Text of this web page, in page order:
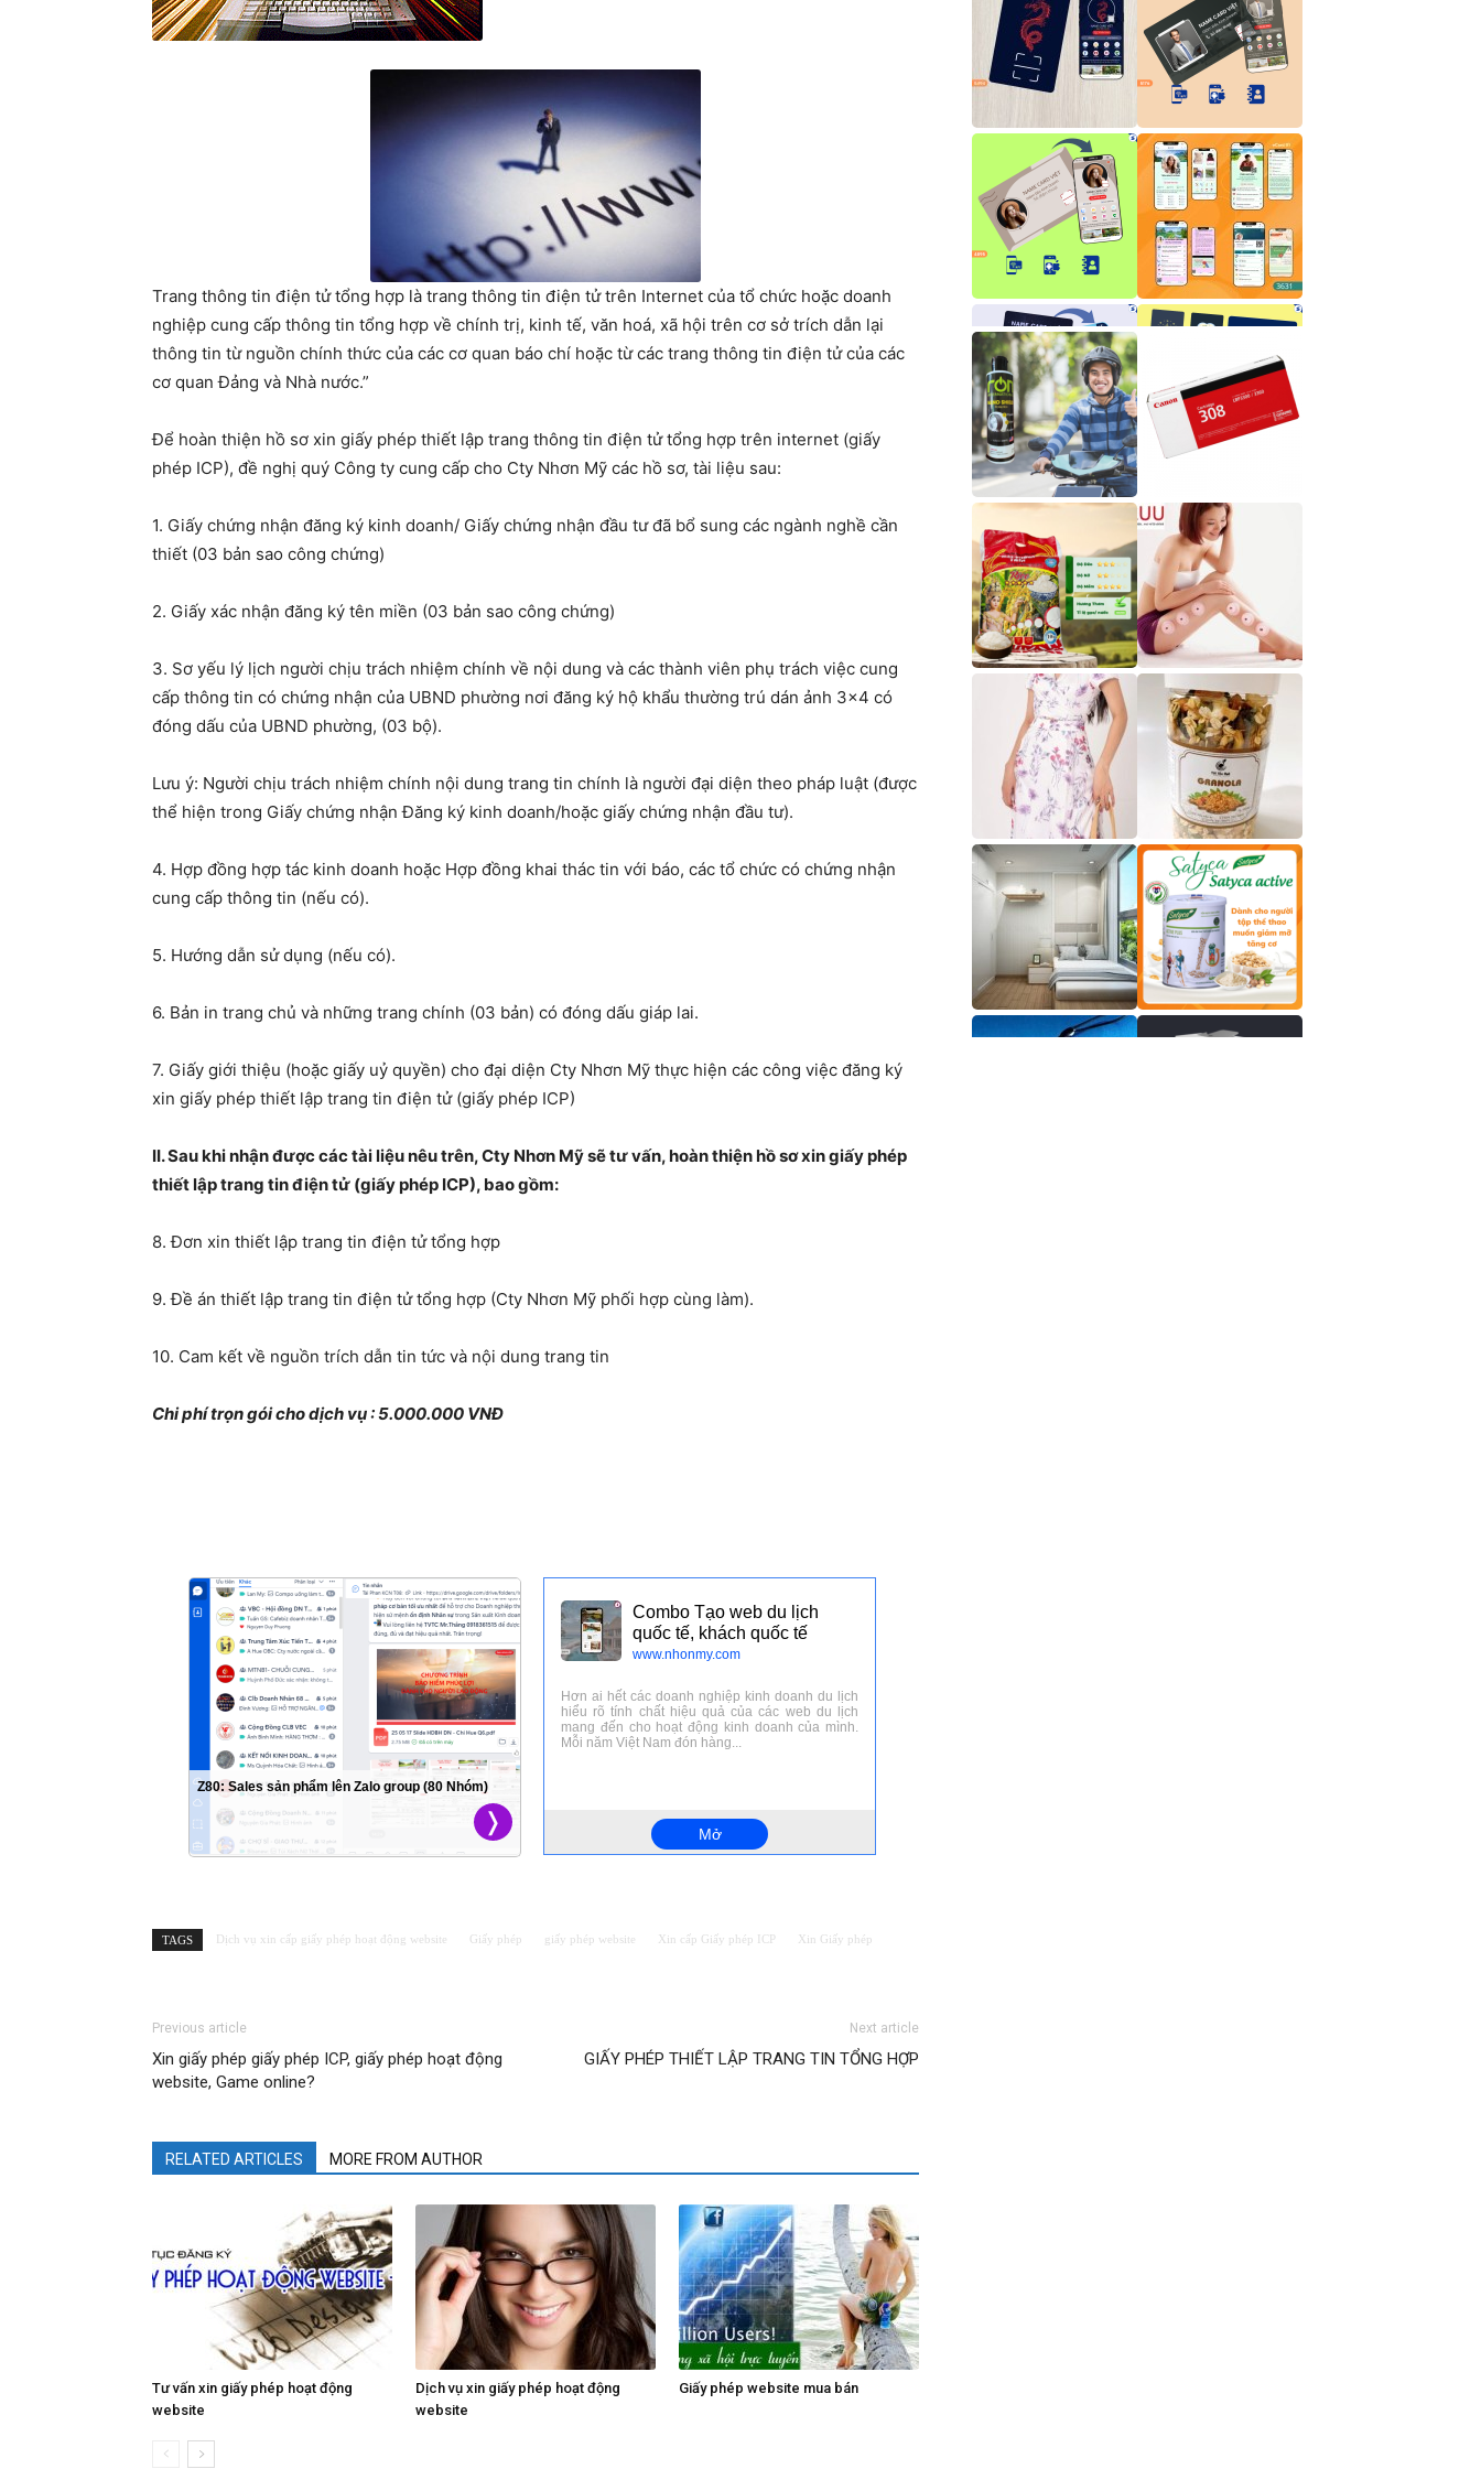
Trang thông tin điện tử tổng hợp là trang thông tin điện tử trên Internet của tổ chức hoặc doanh
nghiệp cung cấp thông tin tổng hợp về chính trị, kinh tế, văn hoá, xã hội trên cơ sở trích dẫn lại
thông tin từ nguồn chính thức của các cơ quan báo chí hoặc từ các trang thông tin điện tử của các
cơ quan Đảng và Nhà nước.”
Để hoàn thiện hồ sơ xin giấy phép thiết lập trang thông tin điện tử tổng hợp trên internet (giấy
phép ICP), đề nghị quý Công ty cung cấp cho Cty Nhơn Mỹ các hồ sơ, tài liệu sau:
1. Giấy chứng nhận đăng ký kinh doanh/ Giấy chứng nhận đầu tư đã bổ sung các ngành nghề cần
thiết (03 bản sao công chứng)
2. Giấy xác nhận đăng ký tên miền (03 bản sao công chứng)
3. Sơ yếu lý lịch người chịu trách nhiệm chính về nội dung và các thành viên phụ trách việc cung
cấp thông tin có chứng nhận của UBND phường nơi đăng ký hộ khẩu thường trú dán ảnh 3×4 có
đóng dấu của UBND phường, (03 bộ).
Lưu ý: Người chịu trách nhiệm chính nội dung trang tin chính là người đại diện theo pháp luật (được
thể hiện trong Giấy chứng nhận Đăng ký kinh doanh/hoặc giấy chứng nhận đầu tư).
4. Hợp đồng hợp tác kinh doanh hoặc Hợp đồng khai thác tin với báo, các tổ chức có chứng nhận
cung cấp thông tin (nếu có).
5. Hướng dẫn sử dụng (nếu có).
6. Bản in trang chủ và những trang chính (03 bản) có đóng dấu giáp lai.
7. Giấy giới thiệu (hoặc giấy uỷ quyền) cho đại diện Cty Nhơn Mỹ thực hiện các công việc đăng ký
xin giấy phép thiết lập trang tin điện tử (giấy phép ICP)
II. Sau khi nhận được các tài liệu nêu trên, Cty Nhơn Mỹ sẽ tư vấn, hoàn thiện hồ sơ xin giấy phép
thiết lập trang tin điện tử (giấy phép ICP), bao gồm:
8. Đơn xin thiết lập trang tin điện tử tổng hợp
9. Đề án thiết lập trang tin điện tử tổng hợp (Cty Nhơn Mỹ phối hợp cùng làm).
10. Cam kết về nguồn trích dẫn tin tức và nội dung trang tin
Chi phí trọn gói cho dịch vụ : 5.000.000 VNĐ
TAGS Dịch vụ xin cấp giấy phép hoạt động website Giấy phép giấy phép website Xin cấp Giấy phép ICP Xin Giấy phép
Previous article
Xin giấy phép giấy phép ICP, giấy phép hoạt động
website, Game online?
Next article
GIẤY PHÉP THIẾT LẬP TRANG TIN TỔNG HỢP
RELATED ARTICLES MORE FROM AUTHOR
Tư vấn xin giấy phép hoạt động
website
Dịch vụ xin giấy phép hoạt động
website
Giấy phép website mua bán